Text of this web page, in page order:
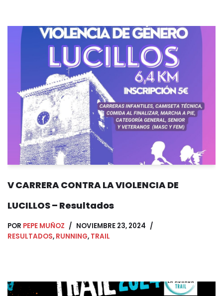
V CARRERA CONTRA LA VIOLENCIA DE
LUCILLOS – Resultados
POR PEPE MUÑOZ
NOVIEMBRE 23, 2024
RESULTADOS, RUNNING, TRAIL